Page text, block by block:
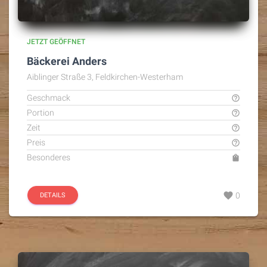
JETZT GEÖFFNET
Bäckerei Anders
Aiblinger Straße 3, Feldkirchen-Westerham
Geschmack help_outline
Portion help_outline
Zeit help_outline
Preis help_outline
Besonderes shopping_bag
DETAILS favorite 0